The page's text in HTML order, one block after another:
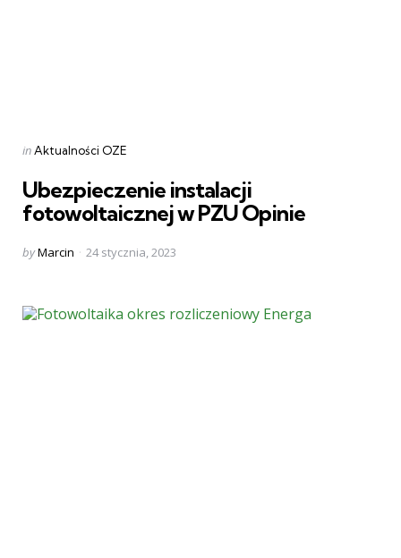
Categories
Posted
inAktualności OZE
Ubezpieczenie instalacji
fotowoltaicznej w PZU Opinie
Posted
byMarcin 24 stycznia, 2023